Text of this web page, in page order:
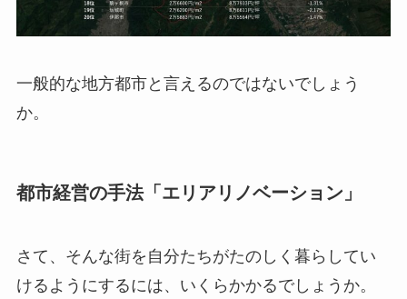
一般的な地方都市と言えるのではないでしょう
か。
都市経営の手法「エリアリノベーション」
さて、そんな街を自分たちがたのしく暮らしてい
けるようにするには、いくらかかるでしょうか。